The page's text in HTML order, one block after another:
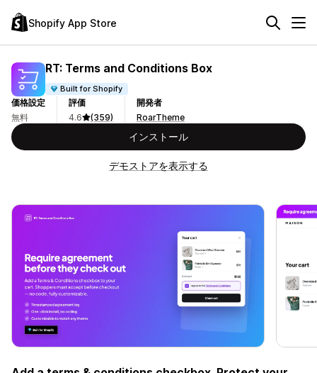
Shopify App Store
RT: Terms and Conditions Box
Built for Shopify
価格設定
無料
評価
4.6
(359)
開発者
RoarTheme
インストール
デモストアを表示する